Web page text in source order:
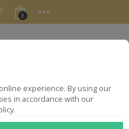
experience. By using our
in accordance with our
0